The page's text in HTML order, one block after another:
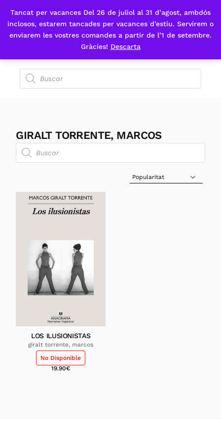
Tancat per vacances Del 26 de juliol al 31 d’agost, ambdós
inclosos, estarem tancades per vacances d’estiu. Servirem o
enviarem les vostres comandes a partir de l’1 de setembre.
Gràcies! Descarta
Fes-te'n sòcia
GIRALT TORRENTE, MARCOS
Sort Products
LOS ILUSIONISTAS
giralt torrente, marcos
No Disponible
19.90€